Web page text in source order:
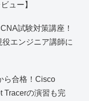
ュー】
試験対策講座！
エンジニア講師に
ら合格！Cisco
Tracerの演習も完